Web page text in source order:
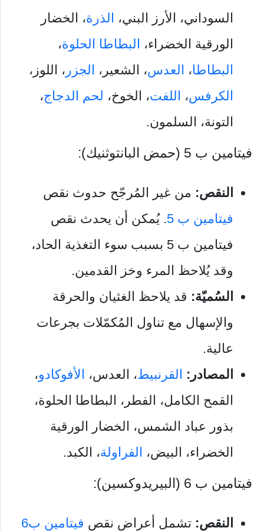
السوداني، الأرز البني، الذرة، الخضار
الورقية الخضراء، البطاطا الحلوة،
البطاطا، العدس، الشعير، الجزر ، اللوز،
الكرفس، اللفت، الخوخ، لحم الدجاج،
التونة، السلمون.
فيتامين ب 5 (حمض البانتوثنيك):
النقص: من غير المُرجّح حدوث نقص
فيتامين ب 5
. يُمكن أن يحدث نقص
فيتامين ب 5 بسبب سوء التغذية الحاد،
وقد يُلاحظ المرء وخز القدمين.
السُميّة: قد يلاحظ الغثيان والحرقة
والإسهال مع تناول المُكمّلات بجرعات
عالية.
المصادر: القرنبيط، العدس، الأفوكادو،
القمح الكامل، الفطر، البطاطا الحلوة،
بذور عباد الشمس، الخضار الورقية
الخضراء، البيض، الفراولة، الكبد.
فيتامين ب 6 (البيريدوكسين):
النقص: تشمل أعراض نقص فيتامين ب6